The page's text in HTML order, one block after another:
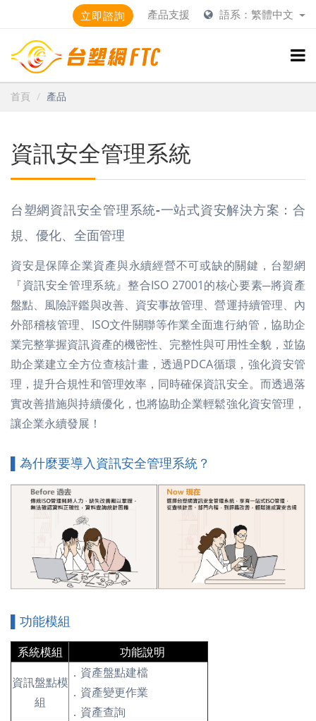
立即諮詢 產品支援 語系：繁體中文
首頁 產品
資訊安全管理系統
台塑網資訊安全管理系統-一站式資安解決方案：合
規、優化、全面管理
資安是保障企業資產與永續經營不可或缺的關鍵，台塑網
『資訊安全管理系統』整合ISO 27001的核心要素─將資產
盤點、風險評鑑與改善、資安事故管理、營運持續管理、內
外部稽核管理、ISO文件關聯等作業全面進行納管，協助企
業完整掌握資訊資產的機密性、完整性與可用性全貌，並協
助企業建立全方位查核計畫，透過PDCA循環，強化資安管
理，提升合規性和管理效率，同時確保資訊安全。而透過落
實改善措施與持續優化，也將協助企業輕鬆強化資安管理，
讓企業永續發展！
▌為什麼要導入資訊安全管理系統？
▌功能模組
系統模組
功能說明
資訊盤點模
組
．資產盤點建檔
．資產變更作業
．資產查詢